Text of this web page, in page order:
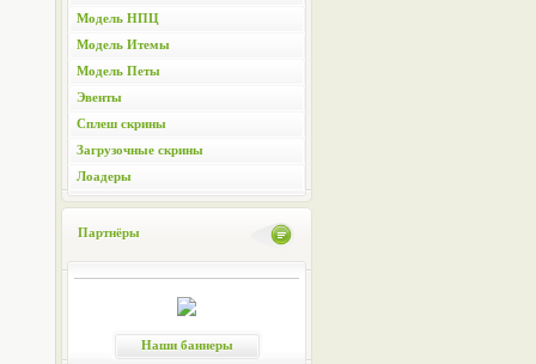
Модель НПЦ
Модель Итемы
Модель Петы
Эвенты
Сплеш скрины
Загрузочные скрины
Лоадеры
Партнёры
Наши баннеры